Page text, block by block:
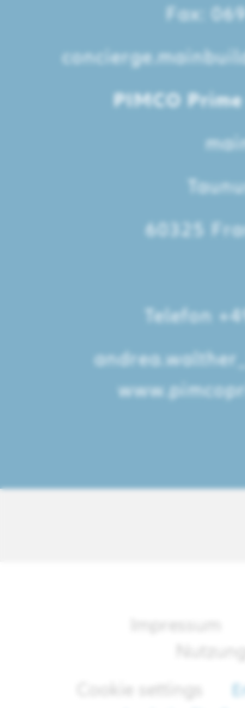
Fax:
PIMCO
60325
Telefon
Impressum
Cookie settings